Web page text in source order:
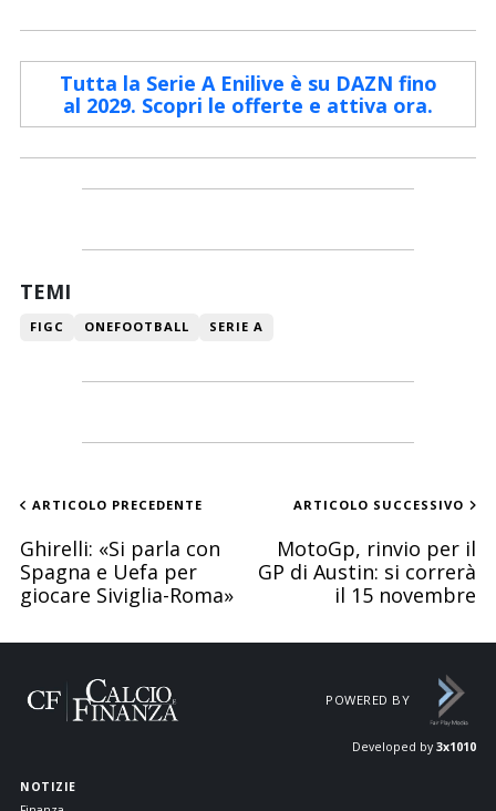
Tutta la Serie A Enilive è su DAZN fino
al 2029. Scopri le offerte e attiva ora.
TEMI
FIGC ONEFOOTBALL SERIE A
ARTICOLO PRECEDENTE
Ghirelli: «Si parla con
Spagna e Uefa per
giocare Siviglia-Roma»
ARTICOLO SUCCESSIVO
MotoGp, rinvio per il
GP di Austin: si correrà
il 15 novembre
POWERED BY
Developed by 3x1010
NOTIZIE